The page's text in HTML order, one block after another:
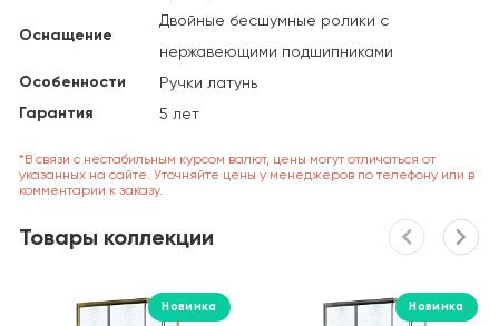
Оснащение
Двойные бесшумные ролики с
нержавеющими подшипниками
Особенности Ручки латунь
Гарантия 5 лет
*В связи с нестабильным курсом валют, цены могут отличаться от
указанных на сайте. Уточняйте цены у менеджеров по телефону или в
комментарии к заказу.
Товары коллекции
Новинка Новинка